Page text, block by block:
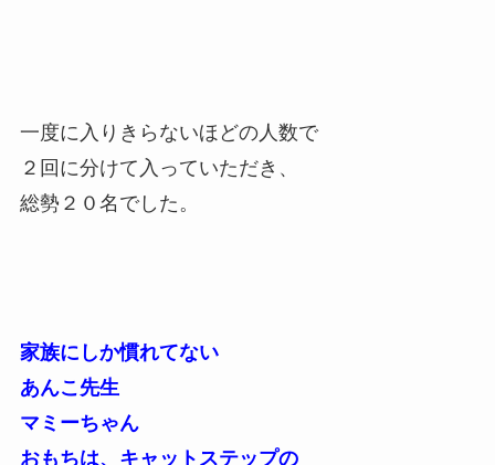
一度に入りきらないほどの人数で
２回に分けて入っていただき、
総勢２０名でした。
家族にしか慣れてない
あんこ先生
マミーちゃん
おもちは、キャットステップの